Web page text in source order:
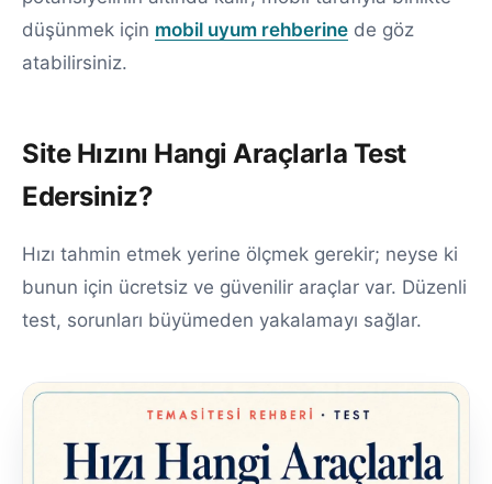
düşünmek için mobil uyum rehberine de göz
atabilirsiniz.
Site Hızını Hangi Araçlarla Test
Edersiniz?
Hızı tahmin etmek yerine ölçmek gerekir; neyse ki
bunun için ücretsiz ve güvenilir araçlar var. Düzenli
test, sorunları büyümeden yakalamayı sağlar.